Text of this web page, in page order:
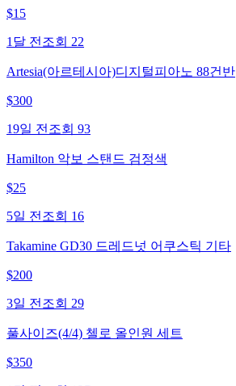
$15
1달 전 조회 22
Artesia(아르테시아)디지털피아노 88건반
$300
19일 전 조회 93
Hamilton 악보 스탠드 검정색
$25
5일 전 조회 16
Takamine GD30 드레드넛 어쿠스틱 기타
$200
3일 전 조회 29
풀사이즈(4/4) 첼로 올인원 세트
$350